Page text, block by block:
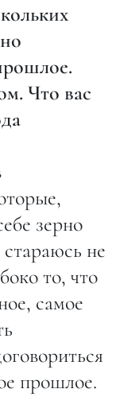
Что вас
зерно
не
то, что
самое
прошлое.